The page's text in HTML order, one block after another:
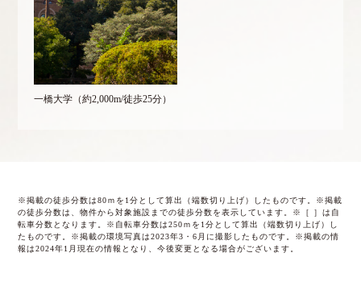
一橋大学 （約2,000m/徒歩25分）
※掲載の徒歩分数は80ｍを1分として算出（端数切り上げ）したものです。※掲載
の徒歩分数は、物件から対象施設までの徒歩分数を表示しています。※［ ］は自
転車分数となります。※自転車分数は250ｍを1分として算出（端数切り上げ）し
たものです。※掲載の環境写真は2023年3・6月に撮影したものです。※掲載の情
報は2024年1月現在の情報となり、今後変更となる場合がございます。